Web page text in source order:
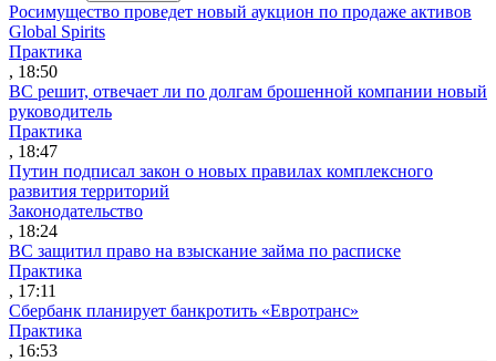
Росимущество проведет новый аукцион по продаже активов
Global Spirits
Практика
, 18:50
ВС решит, отвечает ли по долгам брошенной компании новый
руководитель
Практика
, 18:47
Путин подписал закон о новых правилах комплексного
развития территорий
Законодательство
, 18:24
ВС защитил право на взыскание займа по расписке
Практика
, 17:11
Сбербанк планирует банкротить «Евротранс»
Практика
, 16:53